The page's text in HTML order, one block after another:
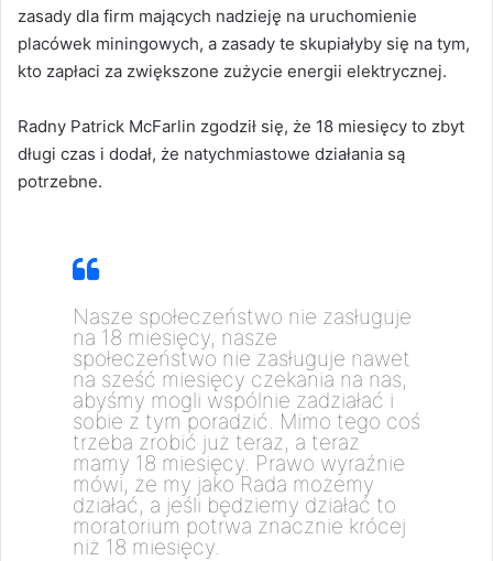
zasady dla firm mających nadzieję na uruchomienie
placówek miningowych, a zasady te skupiałyby się na tym,
kto zapłaci za zwiększone zużycie energii elektrycznej.
Radny Patrick McFarlin zgodził się, że 18 miesięcy to zbyt
długi czas i dodał, że natychmiastowe działania są
potrzebne.
Nasze społeczeństwo nie zasługuje
na 18 miesięcy, nasze
społeczeństwo nie zasługuje nawet
na sześć miesięcy czekania na nas,
abyśmy mogli wspólnie zadziałać i
sobie z tym poradzić. Mimo tego coś
trzeba zrobić już teraz, a teraz
mamy 18 miesięcy. Prawo wyraźnie
mówi, że my jako Rada możemy
działać, a jeśli będziemy działać to
moratorium potrwa znacznie krócej
niż 18 miesięcy.